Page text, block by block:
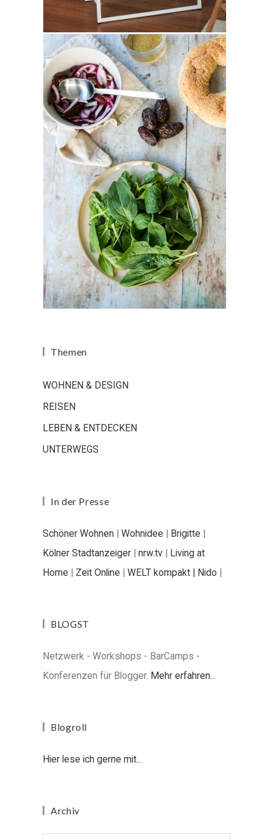
Themen
WOHNEN & DESIGN
REISEN
LEBEN & ENTDECKEN
UNTERWEGS
In der Presse
Schöner Wohnen | Wohnidee | Brigitte |
Kölner Stadtanzeiger | nrw.tv | Living at
Home | Zeit Online | WELT kompakt | Nido |
BLOGST
Netzwerk - Workshops - BarCamps -
Konferenzen für Blogger. Mehr erfahren...
Blogroll
Hier lese ich gerne mit...
Archiv